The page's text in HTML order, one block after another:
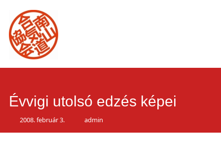
Évvigi utolsó edzés képei
2008. február 3. admin